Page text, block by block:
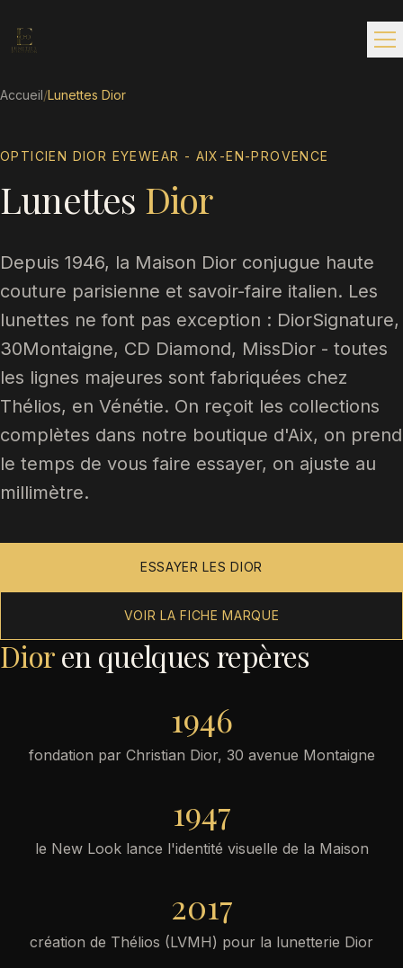
Accueil/Lunettes Dior
OPTICIEN DIOR EYEWEAR - AIX-EN-PROVENCE
Lunettes Dior
Depuis 1946, la Maison Dior conjugue haute
couture parisienne et savoir-faire italien. Les
lunettes ne font pas exception : DiorSignature,
30Montaigne, CD Diamond, MissDior - toutes
les lignes majeures sont fabriquées chez
Thélios, en Vénétie. On reçoit les collections
complètes dans notre boutique d'Aix, on prend
le temps de vous faire essayer, on ajuste au
millimètre.
ESSAYER LES DIOR
VOIR LA FICHE MARQUE
Dioren quelques repères
1946
fondation par Christian Dior, 30 avenue Montaigne
1947
le New Look lance l'identité visuelle de la Maison
2017
création de Thélios (LVMH) pour la lunetterie Dior